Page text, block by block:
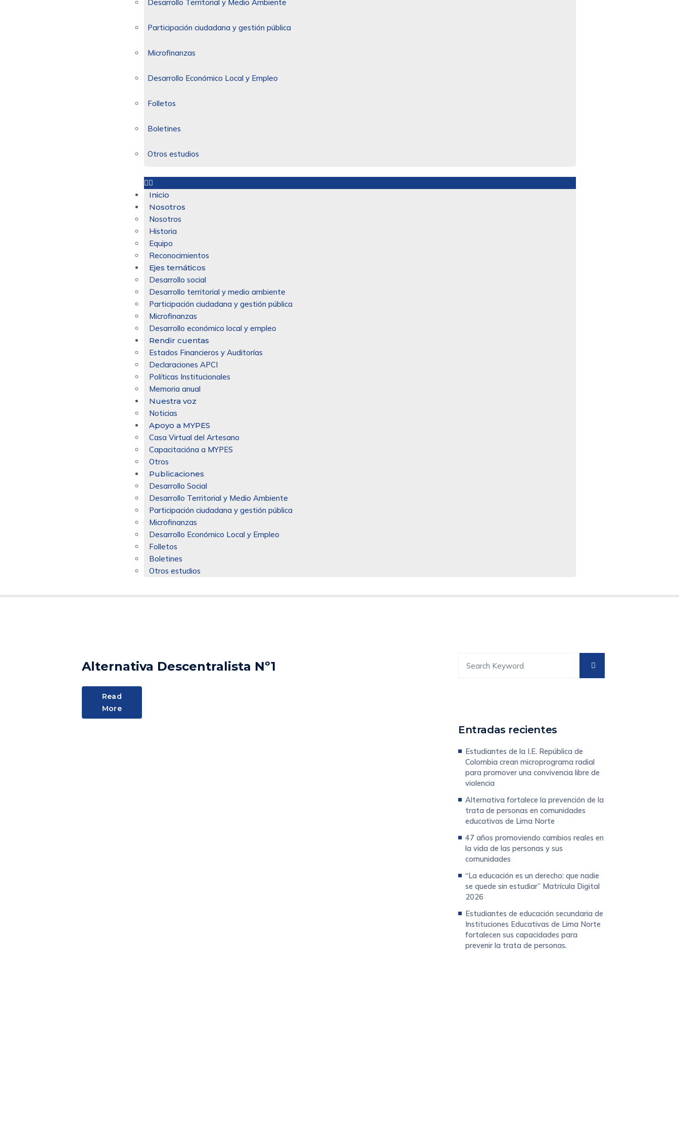
Desarrollo Territorial y Medio Ambiente
Participación ciudadana y gestión pública
Microfinanzas
Desarrollo Económico Local y Empleo
Folletos
Boletines
Otros estudios
Inicio
Nosotros
Nosotros
Historia
Equipo
Reconocimientos
Ejes temáticos
Desarrollo social
Desarrollo territorial y medio ambiente
Participación ciudadana y gestión pública
Microfinanzas
Desarrollo económico local y empleo
Rendir cuentas
Estados Financieros y Auditorías
Declaraciones APCI
Políticas Institucionales
Memoria anual
Nuestra voz
Noticias
Apoyo a MYPES
Casa Virtual del Artesano
Capacitacióna a MYPES
Otros
Publicaciones
Desarrollo Social
Desarrollo Territorial y Medio Ambiente
Participación ciudadana y gestión pública
Microfinanzas
Desarrollo Económico Local y Empleo
Folletos
Boletines
Otros estudios
Alternativa Descentralista Nº1
Read
More
Entradas recientes
Estudiantes de la I.E. República de
Colombia crean microprograma radial
para promover una convivencia libre de
violencia
Alternativa fortalece la prevención de la
trata de personas en comunidades
educativas de Lima Norte
47 años promoviendo cambios reales en
la vida de las personas y sus
comunidades
“La educación es un derecho: que nadie
se quede sin estudiar” Matrícula Digital
2026
Estudiantes de educación secundaria de
Instituciones Educativas de Lima Norte
fortalecen sus capacidades para
prevenir la trata de personas.